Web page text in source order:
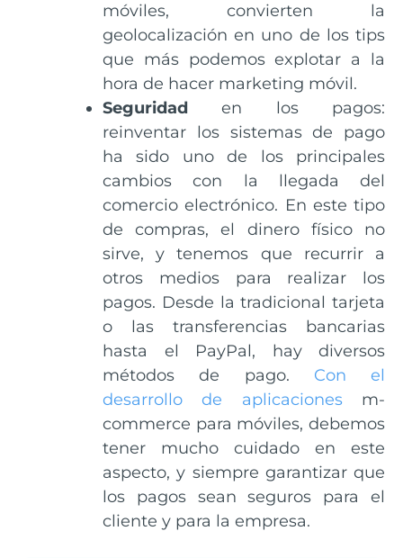
móviles, convierten la
geolocalización en uno de los tips
que más podemos explotar a la
hora de hacer marketing móvil.
Seguridad en los pagos:
reinventar los sistemas de pago
ha sido uno de los principales
cambios con la llegada del
comercio electrónico. En este tipo
de compras, el dinero físico no
sirve, y tenemos que recurrir a
otros medios para realizar los
pagos. Desde la tradicional tarjeta
o las transferencias bancarias
hasta el PayPal, hay diversos
métodos de pago. Con el
desarrollo de aplicacionesm-
commerce para móviles, debemos
tener mucho cuidado en este
aspecto, y siempre garantizar que
los pagos sean seguros para el
cliente y para la empresa.